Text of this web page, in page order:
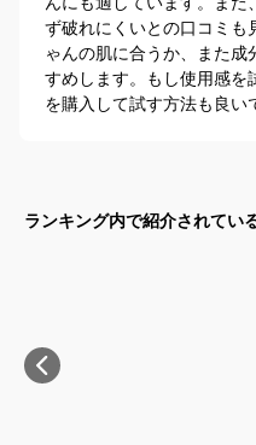
ず破れにくいとの口コミも
ゃんの肌に合うか、また成
すめします。もし使用感を
を購入して試す方法も良い
ランキング内で紹介されてい